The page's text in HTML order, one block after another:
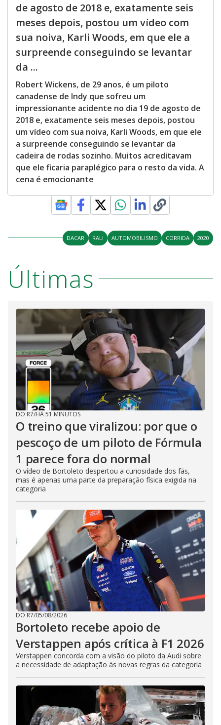
de agosto de 2018 e, exatamente seis
meses depois, postou um vídeo com
sua noiva, Karli Woods, em que ele a
surpreende conseguindo se levantar
da ...
Robert Wickens, de 29 anos, é um piloto
canadense de Indy que sofreu um
impressionante acidente no dia 19 de agosto de
2018 e, exatamente seis meses depois, postou
um vídeo com sua noiva, Karli Woods, em que ele
a surpreende conseguindo se levantar da
cadeira de rodas sozinho. Muitos acreditavam
que ele ficaria paraplégico para o resto da vida. A
cena é emocionante
DACAR RALI AUTOMOBILISMO CORRIDA 2020
Últimas
DO R7/HÁ 51 MINUTOS
O treino que viralizou: por que o
pescoço de um piloto de Fórmula
1 parece fora do normal
O vídeo de Bortoleto despertou a curiosidade dos fãs,
mas é apenas uma parte da preparação física exigida na
categoria
DO R7/05/08/2026
Bortoleto recebe apoio de
Verstappen após crítica à F1 2026
Verstappen concorda com a visão do piloto da Audi sobre
a necessidade de adaptação às novas regras da categoria